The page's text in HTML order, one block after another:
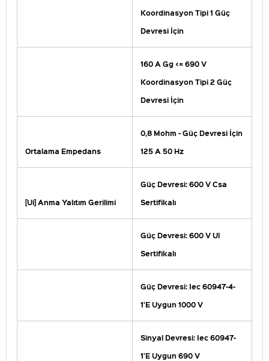
Koordinasyon Tipi 1 Güç
Devresi İçin
160 A Gg <= 690 V
Koordinasyon Tipi 2 Güç
Devresi İçin
Ortalama Empedans
0,8 Mohm - Güç Devresi İçin
125 A 50 Hz
[Ui] Anma Yalıtım Gerilimi
Güç Devresi: 600 V Csa
Sertifikalı
Güç Devresi: 600 V Ul
Sertifikalı
Güç Devresi: Iec 60947-4-
1'E Uygun 1000 V
Sinyal Devresi: Iec 60947-
1'E Uygun 690 V